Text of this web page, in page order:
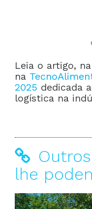
Leia o artigo,
na
2025 dedicada
logística na
lhe